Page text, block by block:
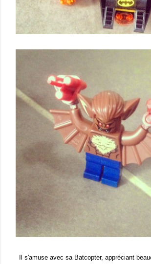
Il s'amuse avec sa Batcopter, appréciant